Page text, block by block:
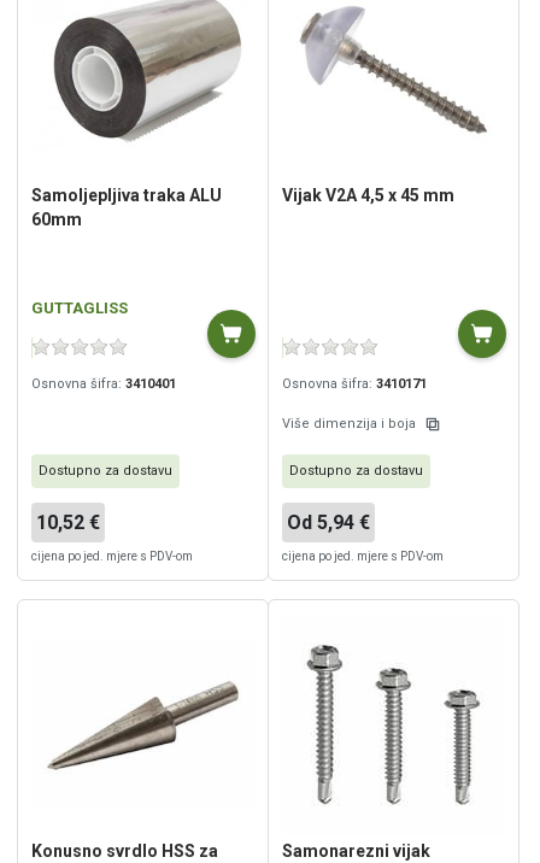
Samoljepljiva traka ALU
60mm
GUTTAGLISS
Osnovna šifra: 3410401
Dostupno za dostavu
10,52 €
cijena po jed. mjere s PDV-om
Vijak V2A 4,5 x 45 mm
Osnovna šifra: 3410171
Više dimenzija i boja
Dostupno za dostavu
Od 5,94 €
cijena po jed. mjere s PDV-om
Konusno svrdlo HSS za
Samonarezni vijak